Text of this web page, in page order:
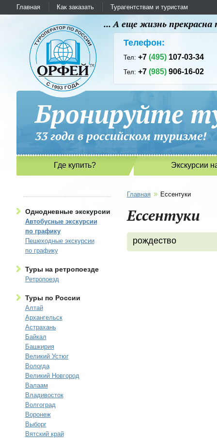
Главная Как заказать Турагентствам и туристам
... А еще жизнь
Телефон:
Тел:+7(495) 107-03-34
Тел:+7(985) 906-16-02
Бронируйте
33 года в российском
Где купить? Экскурсии
Однодневные экскурсии
Автобусные экскурсии
по графику
Пешеходные экскурсии
по графику
Туры на ретропоезде
Ретропоезд
Туры по России
Алтай
Архангельск
Астрахань
Байкал
Башкирия
Великий Устюг
Вологда
Великий Новгород
Валаам
Владивосток
Волгоград
Воронеж
Выборг
Вятский край
Главная » Ессентуки
Ессентуки
рождество